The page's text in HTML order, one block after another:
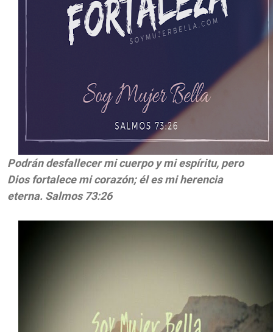
Podrán desfallecer mi cuerpo y mi espíritu, pero
Dios fortalece mi corazón; él es mi herencia
eterna. Salmos 73:26